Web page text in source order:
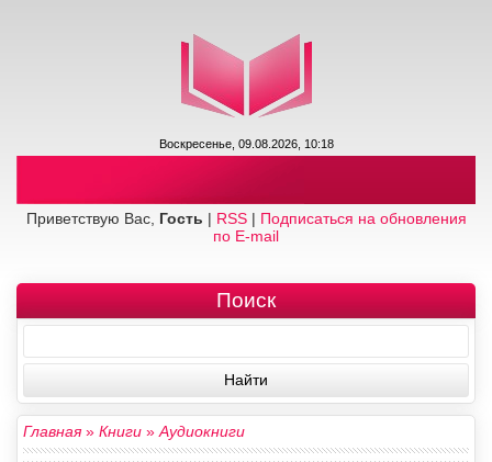
Воскресенье, 09.08.2026, 10:18
Приветствую Вас, Гость | RSS| Подписаться на обновления
по E-mail
Поиск
Главная» Книги »Аудиокниги